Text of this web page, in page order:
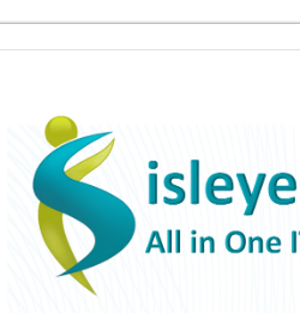
ISLEYEN.NET
All-in-One IT Platform